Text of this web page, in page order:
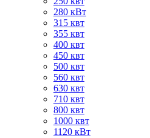
280 кВт
315 квт
355 квт
400 квт
450 квт
500 квт
560 квт
630 квт
710 квт
800 квт
1000 квт
1120 кВт